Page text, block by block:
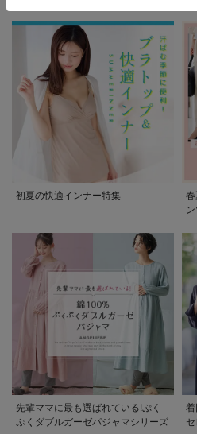
お腹あったかレギ
ンス fairy（フェア
リー）マタニテ
ィ・産後 【出産後
も長く使える】
¥1,650(税込)
初夏の快適インナー特集
先輩ママに最も選ばれている!ぷく
ぷくダブルガーゼパジャマシリーズ